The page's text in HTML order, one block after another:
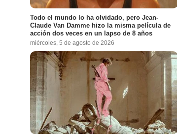
Todo el mundo lo ha olvidado, pero Jean-
Claude Van Damme hizo la misma película de
acción dos veces en un lapso de 8 años
miércoles, 5 de agosto de 2026